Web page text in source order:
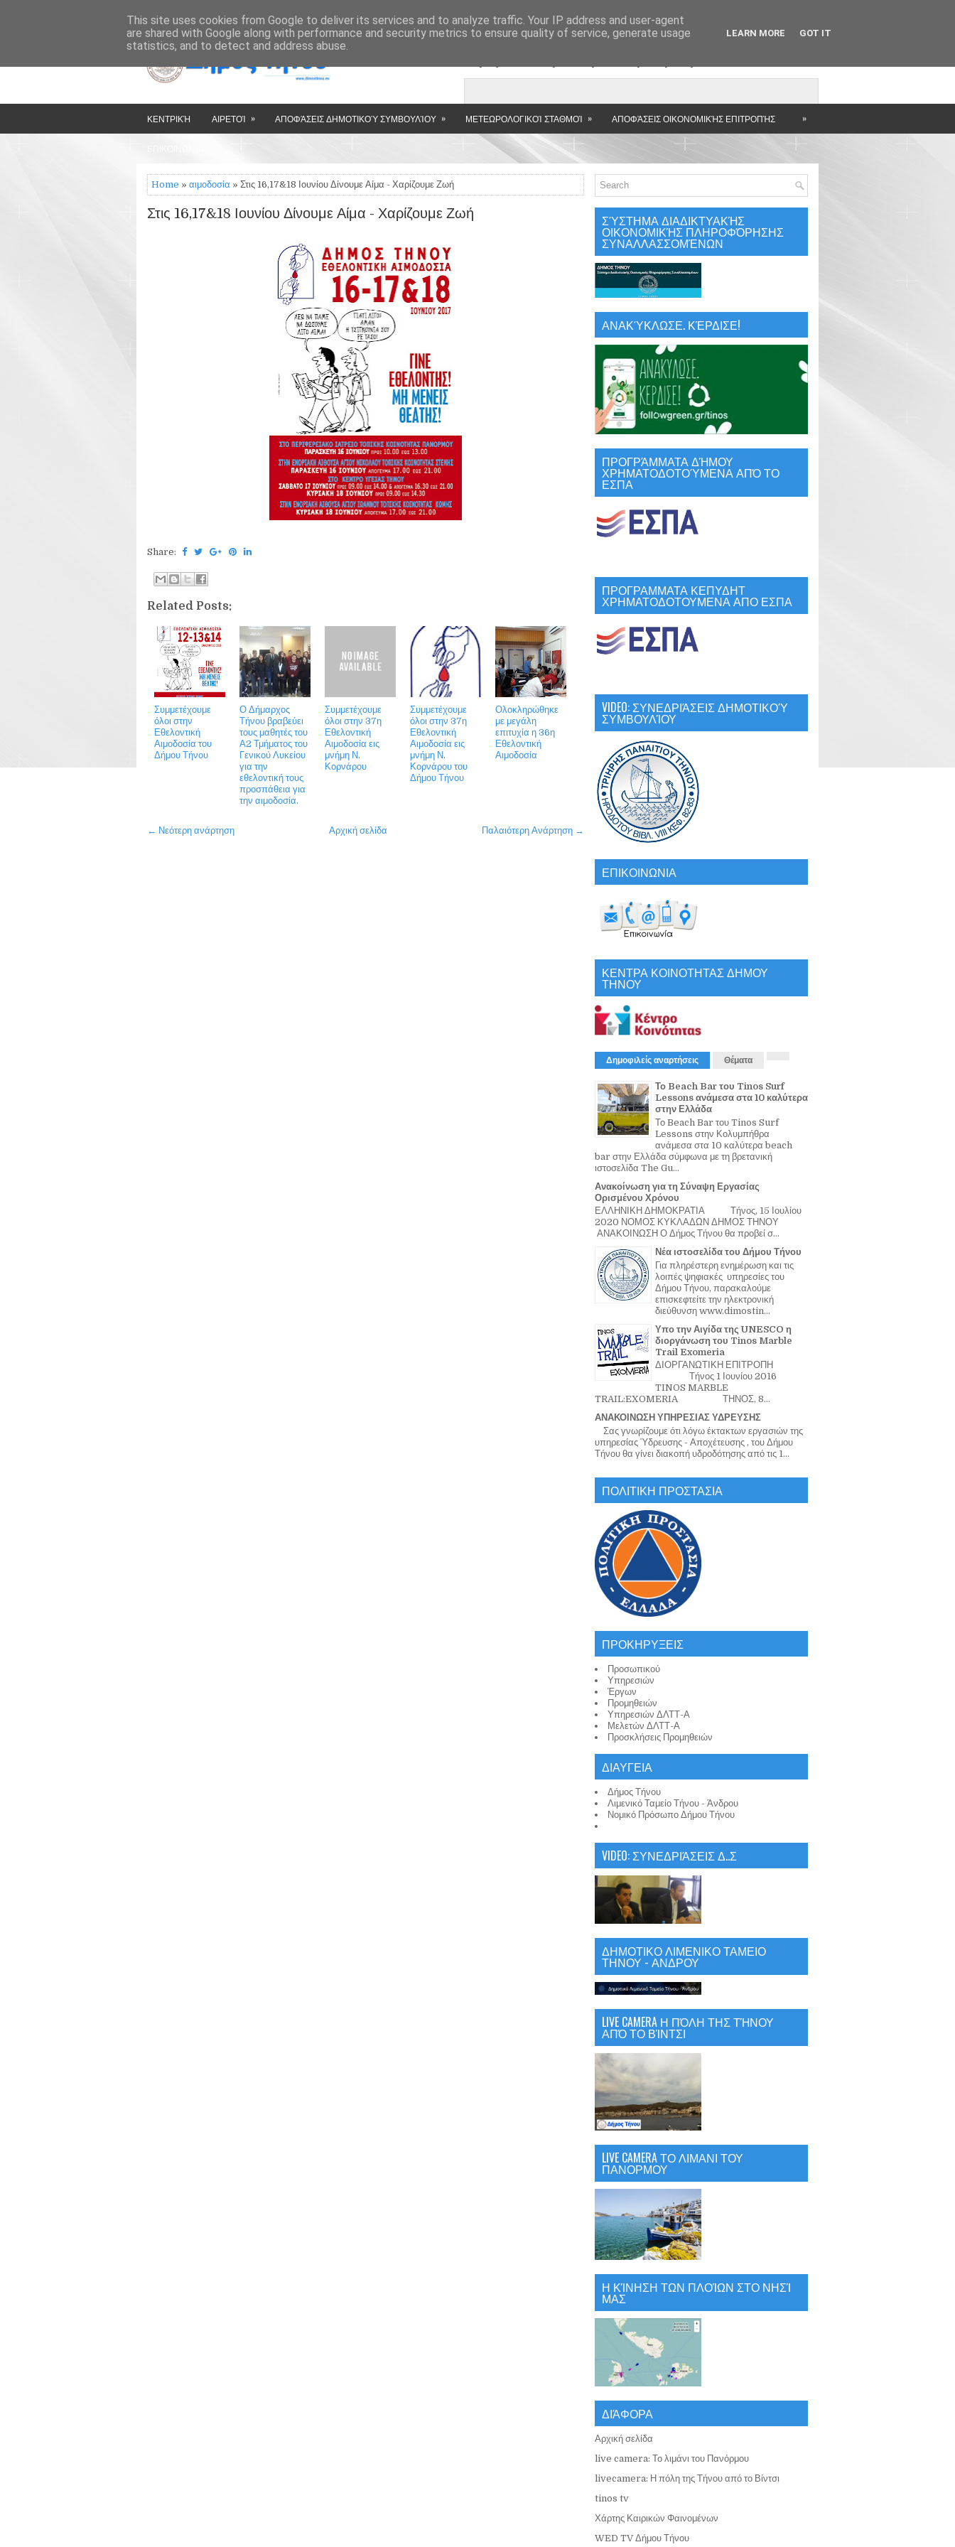
HOME ΔΉΜΟΣ ΤΉΝΟΥ » » »
ΚΕΝΤΡΙΚΉ ΑΙΡΕΤΟΊ » ΑΠΟΦΆΣΕΙΣ ΔΗΜΟΤΙΚΟΎ ΣΥΜΒΟΥΛΊΟΥ » ΜΕΤΕΩΡΟΛΟΓΙΚΟΊ ΣΤΑΘΜΟΊ » ΑΠΟΦΆΣΕΙΣ ΟΙΚΟΝΟΜΙΚΉΣ ΕΠΙΤΡΟΠΉΣ »
Home » αιμοδοσία » Στις 16,17&18 Ιουνίου Δίνουμε Αίμα - Χαρίζουμε Ζωή
Στις 16,17&18 Ιουνίου Δίνουμε Αίμα - Χαρίζουμε Ζωή
Share:
Related Posts:
Συμμετέχουμε
όλοι στην
Εθελοντική
Αιμοδοσία του
Δήμου Τήνου
Ο Δήμαρχος
Τήνου βραβεύει
τους μαθητές του
Α2 Τμήματος του
Γενικού Λυκείου
για την
εθελοντική τους
προσπάθεια για
την αιμοδοσία.
Συμμετέχουμε
όλοι στην 37η
Εθελοντική
Αιμοδοσία εις
μνήμη Ν.
Κορνάρου
Συμμετέχουμε
όλοι στην 37η
Εθελοντική
Αιμοδοσία εις
μνήμη Ν.
Κορνάρου του
Δήμου Τήνου
Ολοκληρώθηκε
με μεγάλη
επιτυχία η 36η
Εθελοντική
Αιμοδοσία
← Νεότερη ανάρτηση Παλαιότερη Ανάρτηση →
Αρχική σελίδα
ΣΎΣΤΗΜΑ ΔΙΑΔΙΚΤΥΑΚΉΣ
ΟΙΚΟΝΟΜΙΚΉΣ ΠΛΗΡΟΦΌΡΗΣΗΣ
ΣΥΝΑΛΛΑΣΣΟΜΈΝΩΝ
ΑΝΑΚΎΚΛΩΣΕ. ΚΈΡΔΙΣΕ!
ΠΡΟΓΡΆΜΜΑΤΑ ΔΉΜΟΥ
ΧΡΗΜΑΤΟΔΟΤΟΎΜΕΝΑ ΑΠΌ ΤΟ
ΕΣΠΑ
ΠΡΟΓΡΑΜΜΑΤΑ ΚΕΠΥΔΗΤ
ΧΡΗΜΑΤΟΔΟΤΟΥΜΕΝΑ ΑΠΟ ΕΣΠΑ
VIDEO: ΣΥΝΕΔΡΙΆΣΕΙΣ ΔΗΜΟΤΙΚΟΎ
ΣΥΜΒΟΥΛΊΟΥ
ΕΠΙΚΟΙΝΩΝΙΑ
ΚΕΝΤΡΑ ΚΟΙΝΟΤΗΤΑΣ ΔΗΜΟΥ
ΤΗΝΟΥ
Δημοφιλείς αναρτήσεις Θέματα
Το Beach Bar του Tinos Surf
Lessons ανάμεσα στα 10 καλύτερα
στην Ελλάδα
Το Beach Bar του Tinos Surf
Lessons στην Κολυμπήθρα
ανάμεσα στα 10 καλύτερα beach
bar στην Ελλάδα σύμφωνα με τη βρετανική
ιστοσελίδα The Gu...
Ανακοίνωση για τη Σύναψη Εργασίας
Ορισμένου Χρόνου
ΕΛΛΗΝΙΚΗ ΔΗΜΟΚΡΑΤΙΑ Τήνος, 15 Ιουλίου
2020 ΝΟΜΟΣ ΚΥΚΛΑΔΩΝ ΔΗΜΟΣ ΤΗΝΟΥ
ΑΝΑΚΟΙΝΩΣΗ Ο Δήμος Τήνου θα προβεί σ...
Νέα ιστοσελίδα του Δήμου Τήνου
Για πληρέστερη ενημέρωση και τις
λοιπές ψηφιακές υπηρεσίες του
Δήμου Τήνου, παρακαλούμε
επισκεφτείτε την ηλεκτρονική
διεύθυνση www.dimostin...
Υπο την Αιγίδα της UNESCO η
διοργάνωση του Tinos Marble
Trail Exomeria
ΔΙΟΡΓΑΝΩΤΙΚΗ ΕΠΙΤΡΟΠΗ
Τήνος 1 Ιουνίου 2016
TINOS MARBLE
TRAIL:EXOMERIA ΤΗΝΟΣ, 8...
ΑΝΑΚΟΙΝΩΣΗ ΥΠΗΡΕΣΙΑΣ ΥΔΡΕΥΣΗΣ
Σας γνωρίζουμε ότι λόγω έκτακτων εργασιών της
υπηρεσίας Ύδρευσης - Αποχέτευσης , του Δήμου
Τήνου θα γίνει διακοπή υδροδότησης από τις 1...
ΠΟΛΙΤΙΚΗ ΠΡΟΣΤΑΣΙΑ
ΠΡΟΚΗΡΥΞΕΙΣ
Προσωπικού
Υπηρεσιών
Έργων
Προμηθειών
Υπηρεσιών ΔΛΤΤ-Α
Μελετών ΔΛΤΤ-Α
Προσκλήσεις Προμηθειών
ΔΙΑΥΓΕΙΑ
Δήμος Τήνου
Λιμενικό Ταμείο Τήνου - Άνδρου
Νομικό Πρόσωπο Δήμου Τήνου
VIDEO: ΣΥΝΕΔΡΙΆΣΕΙΣ Δ..Σ
ΔΗΜΟΤΙΚΟ ΛΙΜΕΝΙΚΟ ΤΑΜΕΙΟ
ΤΗΝΟΥ - ΑΝΔΡΟΥ
LIVE CAMERA Η ΠΌΛΗ ΤΗΣ ΤΉΝΟΥ
ΑΠΌ ΤΟ ΒΊΝΤΣΙ
LIVE CAMERA ΤΟ ΛΙΜΑΝΙ ΤΟΥ
ΠΑΝΟΡΜΟΥ
Η ΚΊΝΗΣΗ ΤΩΝ ΠΛΟΊΩΝ ΣΤΟ ΝΗΣΊ
ΜΑΣ
ΔΙΆΦΟΡΑ
Αρχική σελίδα
live camera: Το λιμάνι του Πανόρμου
livecamera: Η πόλη της Τήνου από το Βίντσι
tinos tv
Χάρτης Καιρικών Φαινομένων
WED TV Δήμου Τήνου
This site uses cookies from Google to deliver its services and to analyze traffic. Your IP address and user-agent
are shared with Google along with performance and security metrics to ensure quality of service, generate usage
statistics, and to detect and address abuse.
LEARN MORE GOT IT